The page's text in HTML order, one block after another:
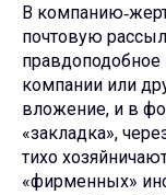
В
почтовую
правдоподобное
компании или
вложение, и в
«закладка»,
тихо
«фирменных»